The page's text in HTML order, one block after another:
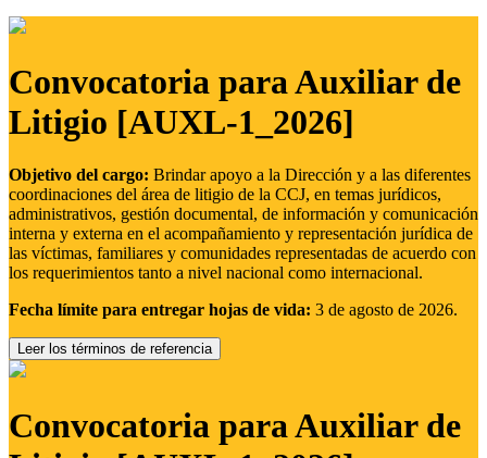
Convocatoria para Auxiliar de
Litigio [AUXL-1_2026]
Objetivo del cargo: Brindar apoyo a la Dirección y a las diferentes
coordinaciones del área de litigio de la CCJ, en temas jurídicos,
administrativos, gestión documental, de información y comunicación
interna y externa en el acompañamiento y representación jurídica de
las víctimas, familiares y comunidades representadas de acuerdo con
los requerimientos tanto a nivel nacional como internacional.
Fecha límite para entregar hojas de vida: 3 de agosto de 2026.
Leer los términos de referencia
Convocatoria para Auxiliar de